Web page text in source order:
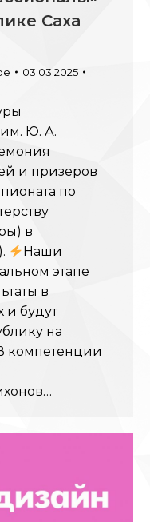
Саха
03.03.2025
им. Ю. А.
и призеров
по
в
Наши
этапе
в
и будут
на
компетенции